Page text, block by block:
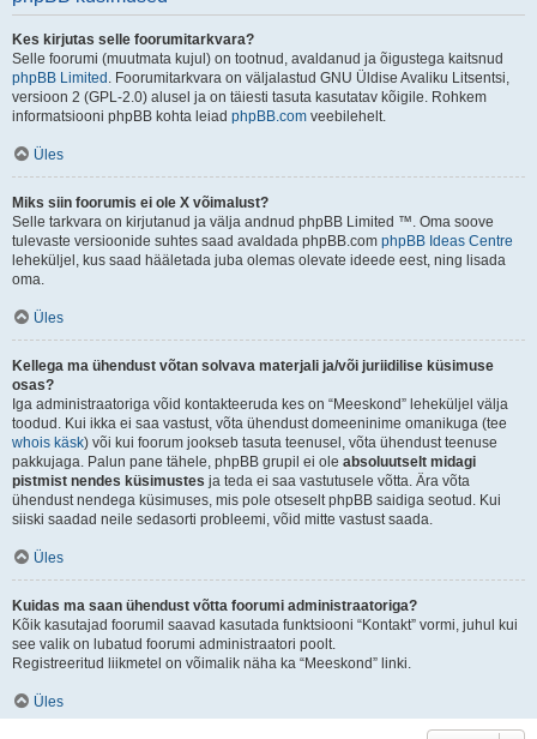
Kes kirjutas selle foorumitarkvara?
Selle foorumi (muutmata kujul) on tootnud, avaldanud ja õigustega kaitsnud
phpBB Limited . Foorumitarkvara on väljalastud GNU Üldise Avaliku Litsentsi,
versioon 2 (GPL-2.0) alusel ja on täiesti tasuta kasutatav kõigile. Rohkem
informatsiooni phpBB kohta leiad phpBB.com veebilehelt.
Üles
Miks siin foorumis ei ole X võimalust?
Selle tarkvara on kirjutanud ja välja andnud phpBB Limited ™. Oma soove
tulevaste versioonide suhtes saad avaldada phpBB.com phpBB Ideas Centre
leheküljel, kus saad hääletada juba olemas olevate ideede eest, ning lisada
oma.
Üles
Kellega ma ühendust võtan solvava materjali ja/või juriidilise küsimuse
osas?
Iga administraatoriga võid kontakteeruda kes on “Meeskond” leheküljel välja
toodud. Kui ikka ei saa vastust, võta ühendust domeeninime omanikuga (tee
whois käsk) või kui foorum jookseb tasuta teenusel, võta ühendust teenuse
pakkujaga. Palun pane tähele, phpBB grupil ei ole absoluutselt midagi
pistmist nendes küsimustes ja teda ei saa vastutusele võtta. Ära võta
ühendust nendega küsimuses, mis pole otseselt phpBB saidiga seotud. Kui
siiski saadad neile sedasorti probleemi, võid mitte vastust saada.
Üles
Kuidas ma saan ühendust võtta foorumi administraatoriga?
Kõik kasutajad foorumil saavad kasutada funktsiooni “Kontakt” vormi, juhul kui
see valik on lubatud foorumi administraatori poolt.
Registreeritud liikmetel on võimalik näha ka “Meeskond” linki.
Üles